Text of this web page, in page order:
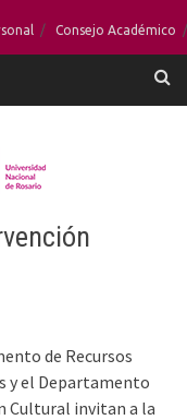
Consejo Académico
de Recursos
y el Departamento
Cultural invitan a la